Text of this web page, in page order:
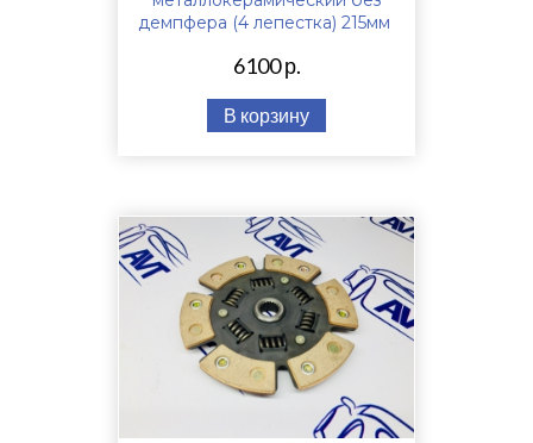
демпфера (4 лепестка) 215мм
6100 р.
В корзину